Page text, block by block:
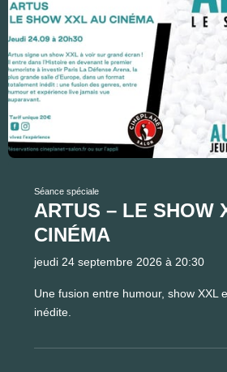
Séance spéciale
ARTUS – LE SHOW
CINÉMA
jeudi 24 septembre 2026 à 20:30
Une fusion entre humour, show XXL
inédite.